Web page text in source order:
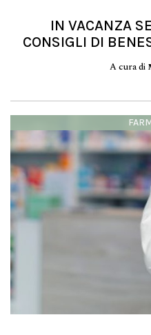
IN VACANZA
CONSIGLI DI
A cura di